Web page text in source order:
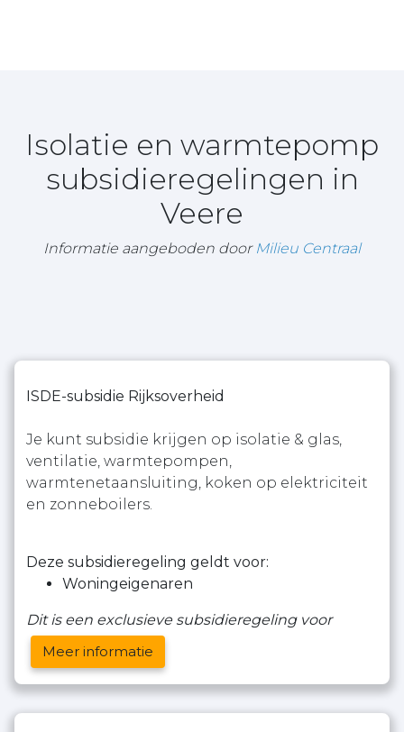
Isolatie en warmtepomp
subsidieregelingen in
Veere
Informatie aangeboden door Milieu Centraal
ISDE-subsidie Rijksoverheid
Je kunt subsidie krijgen op isolatie & glas,
ventilatie, warmtepompen,
warmtenetaansluiting, koken op elektriciteit
en zonneboilers.
Deze subsidieregeling geldt voor:
Woningeigenaren
Dit is een exclusieve subsidieregeling voor
Meer informatie